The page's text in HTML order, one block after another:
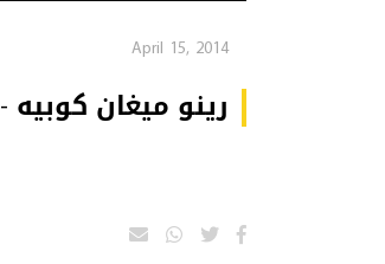
April 15, 2014
رينو ميغان كوبيه - 2014